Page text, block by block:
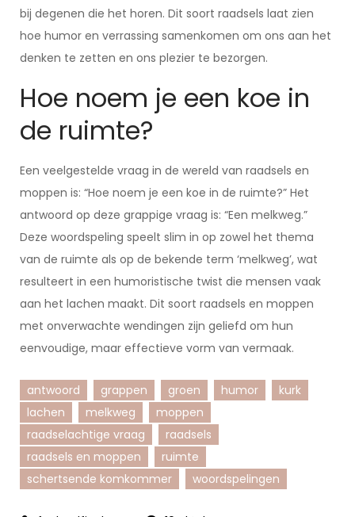
bij degenen die het horen. Dit soort raadsels laat zien
hoe humor en verrassing samenkomen om ons aan het
denken te zetten en ons plezier te bezorgen.
Hoe noem je een koe in
de ruimte?
Een veelgestelde vraag in de wereld van raadsels en
moppen is: “Hoe noem je een koe in de ruimte?” Het
antwoord op deze grappige vraag is: “Een melkweg.”
Deze woordspeling speelt slim in op zowel het thema
van de ruimte als op de bekende term ‘melkweg’, wat
resulteert in een humoristische twist die mensen vaak
aan het lachen maakt. Dit soort raadsels en moppen
met onverwachte wendingen zijn geliefd om hun
eenvoudige, maar effectieve vorm van vermaak.
antwoord grappen groen humor
kurk
lachen
melkweg
moppen
raadselachtige vraag
raadsels
raadsels en moppen
ruimte
schertsende komkommer
woordspelingen